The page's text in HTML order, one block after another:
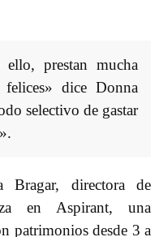
prestan mucha
dice Donna
selectivo de gastar
directora de
en Aspirant, una
patrimonios desde 3 a